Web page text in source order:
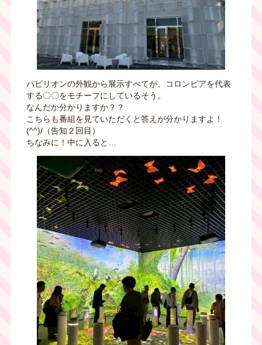
パビリオンの外観から展示すべてが、コロンビアを代表
する〇〇をモチーフにしているそう。
なんだか分かりますか？？
こちらも番組を見ていただくと答えが分かりますよ！
(^^)/（告知２回目）
ちなみに！中に入ると…